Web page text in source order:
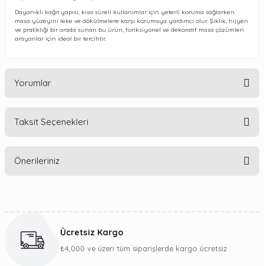
Dayanıklı kağıt yapısı, kısa süreli kullanımlar için yeterli koruma sağlarken
masa yüzeyini leke ve dökülmelere karşı korumaya yardımcı olur. Şıklık, hijyen
ve pratikliği bir arada sunan bu ürün, fonksiyonel ve dekoratif masa çözümleri
arayanlar için ideal bir tercihtir.
Yorumlar
Taksit Seçenekleri
Önerileriniz
Görüş ve önerileriniz için teşekkür ederiz.
Ücretsiz Kargo
₺4,000 ve üzeri tüm siparişlerde kargo ücretsiz